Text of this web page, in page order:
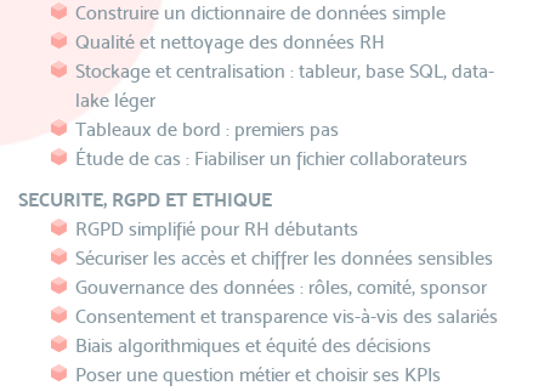
Construire un dictionnaire de données simple
Qualité et nettoyage des données RH
Stockage et centralisation : tableur, base SQL, data-
lake léger
Tableaux de bord : premiers pas
Étude de cas : Fiabiliser un fichier collaborateurs
SECURITE, RGPD ET ETHIQUE
RGPD simplifié pour RH débutants
Sécuriser les accès et chiffrer les données sensibles
Gouvernance des données : rôles, comité, sponsor
Consentement et transparence vis-à-vis des salariés
Biais algorithmiques et équité des décisions
Poser une question métier et choisir ses KPIs